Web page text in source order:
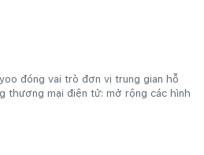
đóng vai trò đơn vị trung gian hỗ
thương mại điện tử: mở rộng các hình